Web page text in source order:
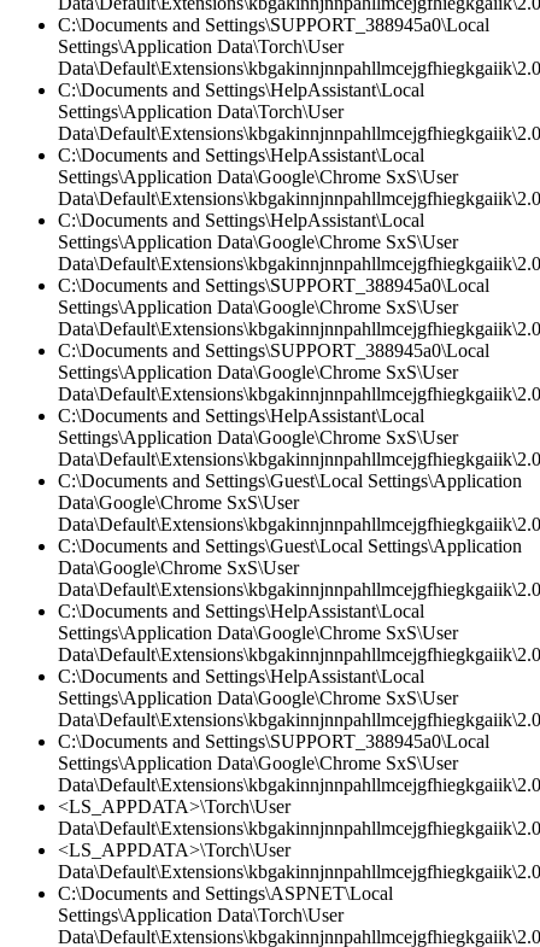
C:\Documents and Settings\SUPPORT_388945a0\Local
Settings\Application Data\Torch\User
C:\Documents and Settings\HelpAssistant\Local
Settings\Application Data\Torch\User
C:\Documents and Settings\HelpAssistant\Local
Settings\Application Data\Google\Chrome SxS\User
C:\Documents and Settings\HelpAssistant\Local
Settings\Application Data\Google\Chrome SxS\User
C:\Documents and Settings\SUPPORT_388945a0\Local
Settings\Application Data\Google\Chrome SxS\User
C:\Documents and Settings\SUPPORT_388945a0\Local
Settings\Application Data\Google\Chrome SxS\User
C:\Documents and Settings\HelpAssistant\Local
Settings\Application Data\Google\Chrome SxS\User
C:\Documents and Settings\Guest\Local Settings\Application
Data\Google\Chrome SxS\User
C:\Documents and Settings\Guest\Local Settings\Application
Data\Google\Chrome SxS\User
C:\Documents and Settings\HelpAssistant\Local
Settings\Application Data\Google\Chrome SxS\User
C:\Documents and Settings\HelpAssistant\Local
Settings\Application Data\Google\Chrome SxS\User
C:\Documents and Settings\SUPPORT_388945a0\Local
Settings\Application Data\Google\Chrome SxS\User
<LS_APPDATA>\Torch\User
<LS_APPDATA>\Torch\User
C:\Documents and Settings\ASPNET\Local
Settings\Application Data\Torch\User